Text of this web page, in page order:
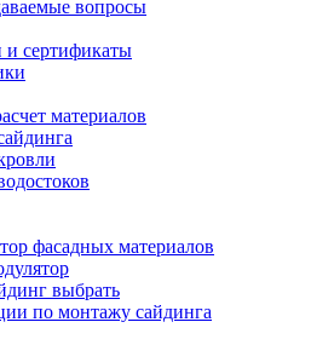
вопросы
и сертификаты
материалов
фасадных материалов
выбрать
по монтажу сайдинга